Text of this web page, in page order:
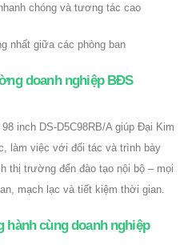
chóng và tương tác cao
nhất giữa các phòng ban
doanh nghiệp BĐS
inch DS-D5C98RB/A giúp Đại Kim
làm việc với đối tác và trình bày
thị trường đến đào tạo nội bộ – mọi
mạch lạc và tiết kiệm thời gian.
hành cùng doanh nghiệp